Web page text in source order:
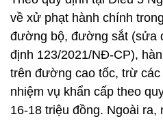
về xử phạt hành chính
đường bộ, đường sắt (sửa
định 123/2021/NĐ-CP),
trên đường cao tốc, trừ
nhiệm vụ khẩn cấp theo
16-18 triệu đồng. Ngoài